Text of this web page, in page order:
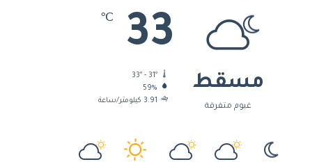
مسقط
غيوم متفرقة
33
℃
33º - 31º
59%
3.91 كيلومتر/ساعة